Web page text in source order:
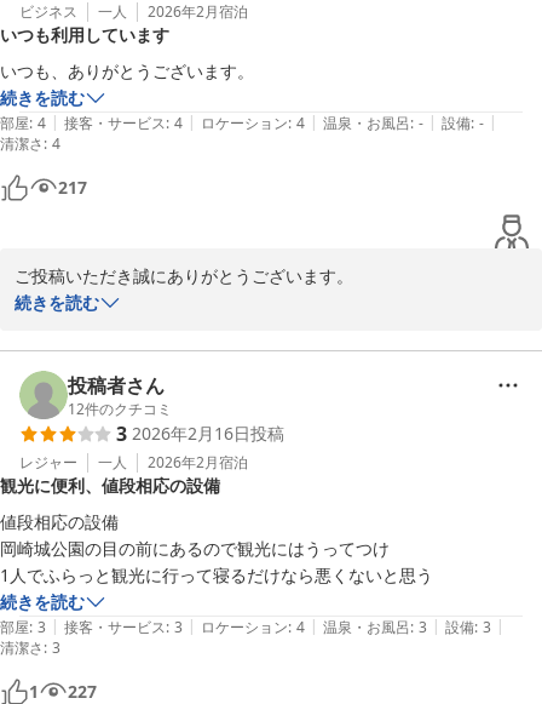
岡崎シングルホテル
ビジネス 一人 2026年2月宿泊
いつも利用しています
いつも、ありがとうございます。
続きを読む
部屋: 4 | 接客・サービス: 4 | ロケーション: 4 | 温泉・お風呂: - | 設備: - |
清潔さ: 4
217
ご投稿いただき誠にありがとうございます。
いつもご利用感謝申し上げます。
けくださいませ。
出来る範囲で対応させていただきます。
また近くにお越しの際は、是非当ホテルをご利用くださいませ。
スタッフ一同お待ちしております。
岡崎シングルホテル
2026-03-10
続きを読む
投稿者さん
12件のクチコミ
3 2026年2月16日投稿
レジャー 一人 2026年2月宿泊
観光に便利、値段相応の設備
値段相応の設備
岡崎城公園の目の前にあるので観光にはうってつけ
1人でふらっと観光に行って寝るだけなら悪くないと思う
続きを読む
部屋: 3 | 接客・サービス: 3 | ロケーション: 4 | 温泉・お風呂: 3 | 設備: 3 |
清潔さ: 3
1 227